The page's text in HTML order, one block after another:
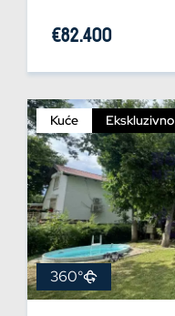
€82.400
Kuće Ekskluzivno
360°